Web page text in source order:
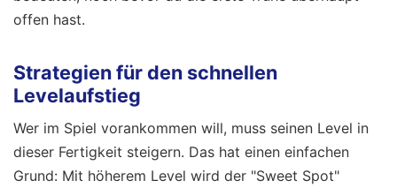
offen hast.
Strategien für den schnellen
Levelaufstieg
Wer im Spiel vorankommen will, muss seinen Level in
dieser Fertigkeit steigern. Das hat einen einfachen
Grund: Mit höherem Level wird der "Sweet Spot"